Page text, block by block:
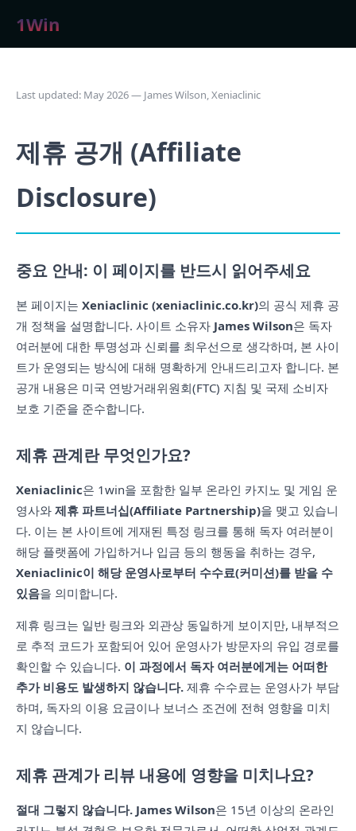
1Win
Last updated: May 2026 — James Wilson, Xeniaclinic
제휴 공개 (Affiliate
Disclosure)
중요 안내: 이 페이지를 반드시 읽어주세요
본 페이지는 Xeniaclinic (xeniaclinic.co.kr)의 공식 제휴 공
개 정책을 설명합니다. 사이트 소유자 James Wilson은 독자
여러분에 대한 투명성과 신뢰를 최우선으로 생각하며, 본 사이
트가 운영되는 방식에 대해 명확하게 안내드리고자 합니다. 본
공개 내용은 미국 연방거래위원회(FTC) 지침 및 국제 소비자
보호 기준을 준수합니다.
제휴 관계란 무엇인가요?
Xeniaclinic은 1win을 포함한 일부 온라인 카지노 및 게임 운
영사와 제휴 파트너십(Affiliate Partnership)을 맺고 있습니
다. 이는 본 사이트에 게재된 특정 링크를 통해 독자 여러분이
해당 플랫폼에 가입하거나 입금 등의 행동을 취하는 경우,
Xeniaclinic이 해당 운영사로부터 수수료(커미션)를 받을 수
있음을 의미합니다.
제휴 링크는 일반 링크와 외관상 동일하게 보이지만, 내부적으
로 추적 코드가 포함되어 있어 운영사가 방문자의 유입 경로를
확인할 수 있습니다. 이 과정에서 독자 여러분에게는 어떠한
추가 비용도 발생하지 않습니다. 제휴 수수료는 운영사가 부담
하며, 독자의 이용 요금이나 보너스 조건에 전혀 영향을 미치
지 않습니다.
제휴 관계가 리뷰 내용에 영향을 미치나요?
절대 그렇지 않습니다. James Wilson은 15년 이상의 온라인